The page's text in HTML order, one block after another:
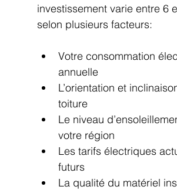
investissement varie entre 6
selon plusieurs facteurs:
Votre consommation
annuelle
L’orientation et
toiture
Le niveau
votre région
Les tarifs électriques
futurs
La qualité du matériel